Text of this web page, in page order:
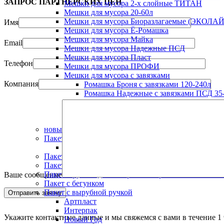
ЗАПРОС ПАРТНЁРСКИХ ЦЕН
Имя
Email
Телефон
Компания
Ваше сообщение
Укажите контактные данные и мы свяжемся с вами в течение 1
Мешки для мусора 2-х слойные ТИТАН
Мешки для мусора 20-60л
Мешки для мусора Биоразлагаемые
Мешки для мусора Ё-Ромашка
Мешки для мусора Майка
Мешки для мусора Надежные ПСД
Мешки для мусора Пласт
Мешки для мусора ПРОФИ
Мешки для мусора с завязками
Ромашка Броня с завязками 120-240л
Ромашка Надежные с завязками ПСД
Ромашка Практичные с завязками ПВД
Ромашка Премиум с завязками ПВД 30-
Ромашка Стандарт с завязками ПВД 35-
новый год
Пакет "майка"
Пакет Zip Lock
Пакет без клапана
Пакет в рулоне для заморозки и хранения
Пакет с бегунком
Пакет с вырубной ручкой
Артпласт
Интерпак
Новый Год